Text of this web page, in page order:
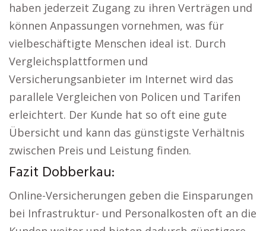
haben jederzeit Zugang zu ihren Verträgen und
können Anpassungen vornehmen, was für
vielbeschäftigte Menschen ideal ist. Durch
Vergleichsplattformen und
Versicherungsanbieter im Internet wird das
parallele Vergleichen von Policen und Tarifen
erleichtert. Der Kunde hat so oft eine gute
Übersicht und kann das günstigste Verhältnis
zwischen Preis und Leistung finden.
Fazit Dobberkau:
Online-Versicherungen geben die Einsparungen
bei Infrastruktur- und Personalkosten oft an die